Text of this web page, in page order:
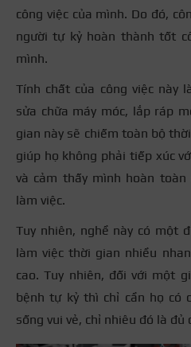
công việc của mình. Do đó,
người tự kỷ hoàn thành tốt
mình.
Tính chất của công việc này
sửa chữa máy móc, lắp ráp
gian này sẽ chiếm toàn bộ
giúp họ không phải tiếp xúc
và cảm thấy mình hoàn
làm việc.
Tuy nhiên, nghề này có một
làm việc thời gian nhiều
cao. Tuy nhiên, đối với một
bệnh tự kỷ thì chỉ cần họ có
sống vui vẻ, chỉ nhiêu đó là đủ